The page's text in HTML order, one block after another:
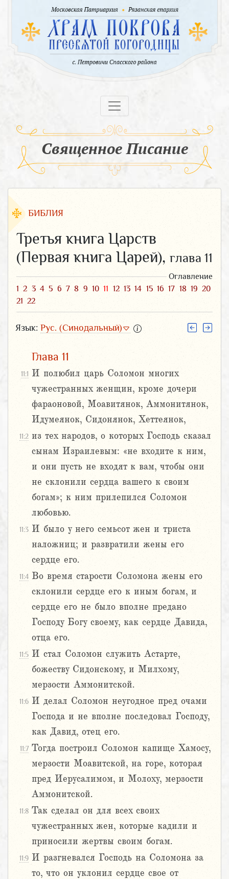
Священное Писание
БИБЛИЯ
Третья книга Царств
(Первая книга Царей), глава 11
Оглавление
1 2 3 4 5 6 7 8 9 10 11 12 13 14 15 16 17 18 19 20
21 22
Язык: Рус. (Синодальный)
Глава 11
11:1 И полюбил царь Соломон многих
чужестранных женщин, кроме дочери
фараоновой, Моавитянок, Аммонитянок,
Идумеянок, Сидонянок, Хеттеянок,
11:2 из тех народов, о которых Господь сказал
сынам Израилевым: «не входите к ним,
и они пусть не входят к вам, чтобы они
не склонили сердца вашего к своим
богам»; к ним прилепился Соломон
любовью.
11:3 И было у него семьсот жен и триста
наложниц; и развратили жены его
сердце его.
11:4 Во время старости Соломона жены его
склонили сердце его к иным богам, и
сердце его не было вполне предано
Господу Богу своему, как сердце Давида,
отца его.
11:5 И стал Соломон служить Астарте,
божеству Сидонскому, и Милхому,
мерзости Аммонитской.
11:6 И делал Соломон неугодное пред очами
Господа и не вполне последовал Господу,
как Давид, отец его.
11:7 Тогда построил Соломон капище Хамосу,
мерзости Моавитской, на горе, которая
пред Иерусалимом, и Молоху, мерзости
Аммонитской.
11:8 Так сделал он для всех своих
чужестранных жен, которые кадили и
приносили жертвы своим богам.
11:9 И разгневался Господь на Соломона за
то, что он уклонил сердце свое от